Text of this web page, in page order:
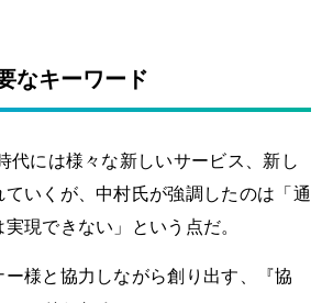
なキーワード
代には様々な新しいサービス、新し
いくが、中村氏が強調したのは「通
現できない」という点だ。
ー様と協力しながら創り出す、『協